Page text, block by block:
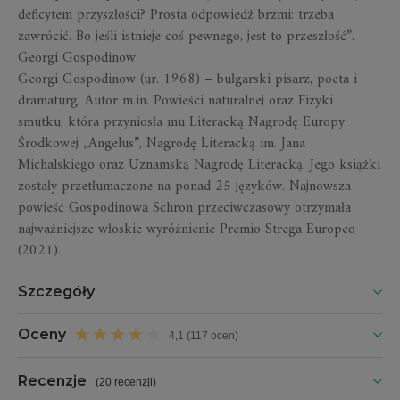
deficytem przyszłości? Prosta odpowiedź brzmi: trzeba
zawrócić. Bo jeśli istnieje coś pewnego, jest to przeszłość”.
Georgi Gospodinow
Georgi Gospodinow (ur. 1968) – bułgarski pisarz, poeta i
dramaturg. Autor m.in. Powieści naturalnej oraz Fizyki
smutku, która przyniosła mu Literacką Nagrodę Europy
Środkowej „Angelus”, Nagrodę Literacką im. Jana
Michalskiego oraz Uznamską Nagrodę Literacką. Jego książki
zostały przetłumaczone na ponad 25 języków. Najnowsza
powieść Gospodinowa Schron przeciwczasowy otrzymała
najważniejsze włoskie wyróżnienie Premio Strega Europeo
(2021).
Szczegóły
Oceny 4,1 (117 ocen)
Recenzje (20 recenzji)